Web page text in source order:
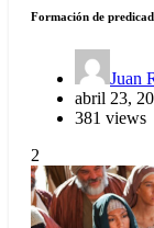
Formación de
Juan
abril 23,
381 views
2